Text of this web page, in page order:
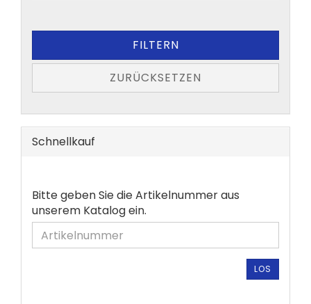
FILTERN
ZURÜCKSETZEN
Schnellkauf
BITTE
GEBEN
SIE
DIE
Bitte geben Sie die Artikelnummer aus
unserem Katalog ein.
LOS